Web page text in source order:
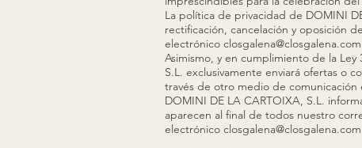
La política de privacidad de DOMINI
rectificación, cancelación y oposición
electrónico closgalena@closgalena.com
Asimismo, y en cumplimiento de la
S.L. exclusivamente enviará ofertas o
través de otro medio de
DOMINI DE LA CARTOIXA, S.L.
aparecen al final de todos nuestro
electrónico closgalena@closgalena.com